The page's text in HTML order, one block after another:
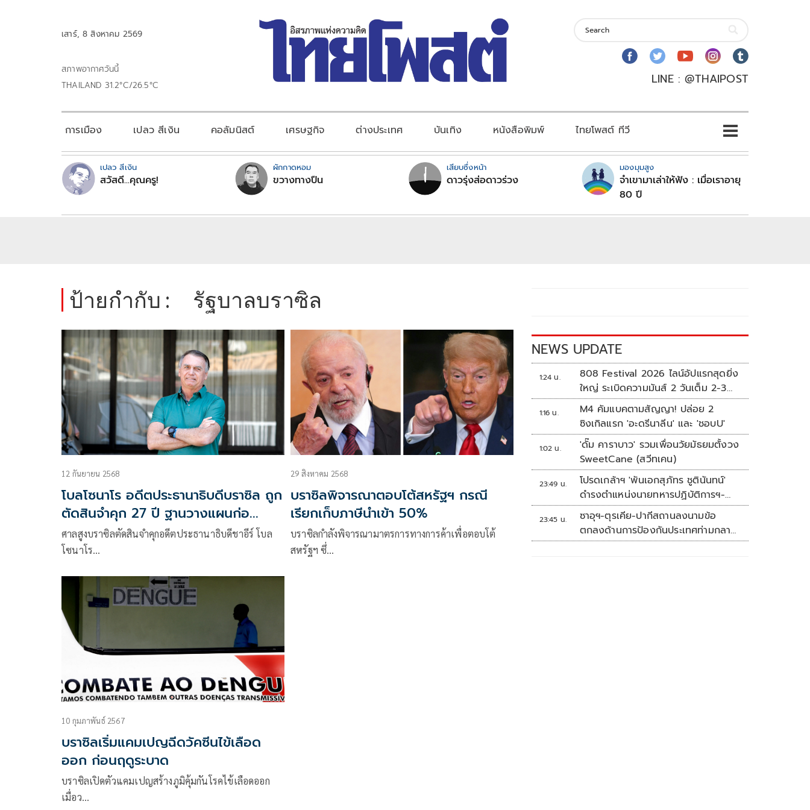
เสาร์, 8 สิงหาคม 2569
สภาพอากาศวันนี้
THAILAND 31.2°C/26.5°C
LINE : @THAIPOST
การเมือง เปลว สีเงิน คอลัมนิสต์ เศรษฐกิจ ต่างประเทศ บันเทิง หนังสือพิมพ์ ไทยโพสต์ ทีวี
เปลว สีเงิน
สวัสดี...คุณครู!
ผักกาดหอม
ขวางทางปืน
เสียบซึ่งหน้า
ดาวรุ่งส่อดาวร่วง
มองมุมสูง
จำเขามาเล่าให้ฟัง : เมื่อเราอายุ
80 ปี
ป้ายกำกับ : รัฐบาลบราซิล
12 กันยายน 2568
โบลโซนาโร อดีตประธานาธิบดีบราซิล ถูก
ตัดสินจำคุก 27 ปี ฐานวางแผนก่อ
รัฐประหาร
ศาลสูงบราซิลตัดสินจำคุกอดีตประธานาธิบดีชาอีร์ โบล
โซนาโร…
29 สิงหาคม 2568
บราซิลพิจารณาตอบโต้สหรัฐฯ กรณี
เรียกเก็บภาษีนำเข้า 50%
บราซิลกำลังพิจารณามาตรการทางการค้าเพื่อตอบโต้
สหรัฐฯ ซึ่…
10 กุมภาพันธ์ 2567
บราซิลเริ่มแคมเปญฉีดวัคซีนไข้เลือด
ออก ก่อนฤดูระบาด
บราซิลเปิดตัวแคมเปญสร้างภูมิคุ้มกันโรคไข้เลือดออก
เมื่อว…
NEWS UPDATE
1:24 น.
808 Festival 2026 ไลน์อัปแรกสุดยิ่ง
ใหญ่ ระเบิดความมันส์ 2 วันเต็ม 2-3
ต.ค.นี้
1:16 น.
M4 คัมแบคตามสัญญา! ปล่อย 2
ซิงเกิลแรก 'อะดรีนาลีน' และ 'ชอบU'
1:02 น.
'ดั๊ม คาราบาว' รวมเพื่อนวัยมัธยมตั้งวง
SweetCane (สวีทเคน)
23:49 น.
โปรดเกล้าฯ 'พันเอกสุภัทร ชูตินันทน์'
ดำรงตำแหน่งนายทหารปฏิบัติการฯ-
พระราชทานยศ 'พลตรี'
23:45 น.
ซาอุฯ-ตุรเคีย-ปากีสถานลงนามข้อ
ตกลงด้านการป้องกันประเทศท่ามกลาง
สงครามในภูมิภาค